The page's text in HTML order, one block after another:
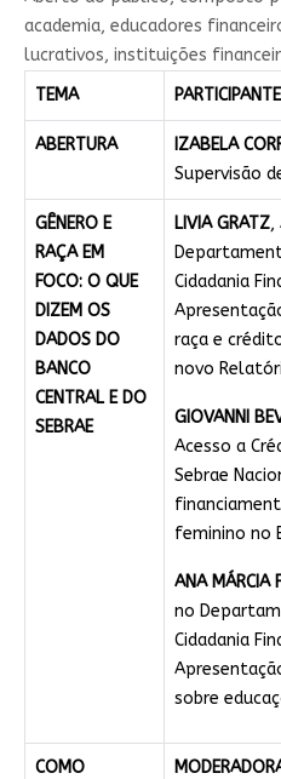
academia, educadores
lucrativos, instituições
TEMA
ABERTURA IZABELA
Supervisão
GÊNERO E
RAÇA EM
FOCO: O QUE
DIZEM OS
DADOS DO
BANCO
CENTRAL E DO
SEBRAE
LIVIA GRATZ,
Cidadania
raça e
novo
GIOVANNI
Acesso a
Sebrae
feminino no
ANA MÁRCIA
no
Cidadania
sobre
COMO